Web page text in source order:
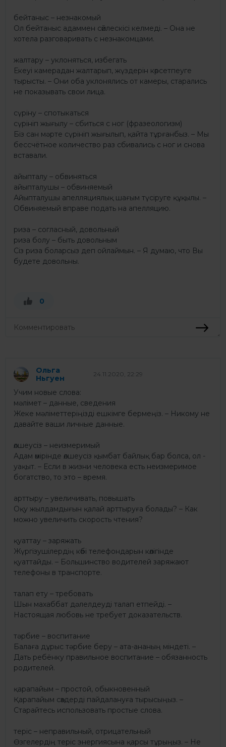
бейтаныс – незнакомый
Ол бейтаныс адаммен сөйлескiсi келмедi. – Она не
хотела разговаривать с незнакомцами.
жалтару – уклоняться, избегать
Екеуі камерадан жалтарып, жүздерін көрсетпеуге
тырысты. – Они оба уклонялись от камеры, старались
не показывать свои лица.
сүрiну – спотыкаться
сүрiнiп жығылу – сбиться с ног (фразеологизм)
Біз сан мәрте сүрiнiп жығылып, қайта тұрғанбыз. – Мы
бессчётное количество раз сбивались с ног и снова
вставали.
айыпталу – обвиняться
айыпталушы – обвиняемый
Айыпталушы апелляциялық шағым түсіруге құқылы. –
Обвиняемый вправе подать на апелляцию.
риза – согласный, довольный
риза болу – быть довольным
Сіз риза боларсыз деп ойлаймын. – Я думаю, что Вы
будете довольны.
0
Ольга
Ньгуен
24.11.2020, 22:29
Учим новые слова:
мәлімет – данные, сведения
Жеке мәліметтеріңізді ешкімге бермеңіз. – Никому не
давайте ваши личные данные.
өлшеусіз – неизмеримый
Адам өмірінде өлшеусіз қымбат байлық бар болса, ол -
уақыт. – Если в жизни человека есть неизмеримое
богатство, то это – время.
арттыру – увеличивать, повышать
Оқу жылдамдығын қалай арттыруға болады? – Как
можно увеличить скорость чтения?
қуаттау – заряжать
Жүргізушілердің көбі телефондарын көлігінде
қуаттайды. – Большинство водителей заряжают
телефоны в транспорте.
талап ету – требовать
Шын махаббат дәлелдеуді талап етпейді. –
Настоящая любовь не требует доказательств.
тәрбие – воспитание
Балаға дұрыс тәрбие беру – ата-ананың міндеті. –
Дать ребёнку правильное воспитание – обязанность
родителей.
қарапайым – простой, обыкновенный
Қарапайым сөздерді пайдалануға тырысыңыз. –
Старайтесь использовать простые слова.
теріс – неправильный, отрицательный
Өзгелердің теріс энергиясына қарсы тұрыңыз. – Не